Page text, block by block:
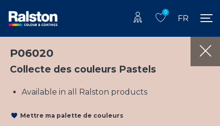
0
FR
P06020
Collecte des couleurs Pastels
Available in all Ralston products
Mettre ma palette de couleurs